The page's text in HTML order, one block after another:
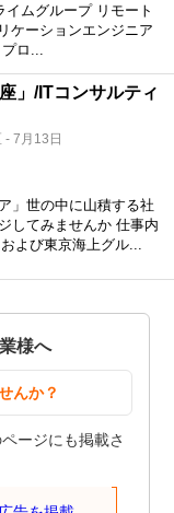
イムグループ リモート
ケーションエンジニア
ロ...
」/ITコンサルティ
- 7月13日
」世の中に山積する社
してみませんか 仕事内
よび東京海上グル...
様へ
んか？
ージにも掲載さ